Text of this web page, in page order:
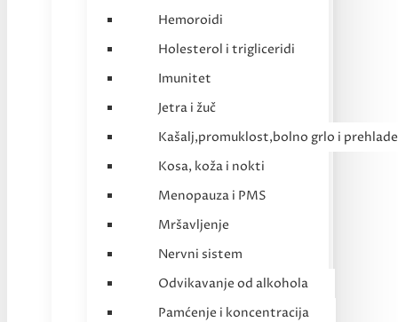
Hemoroidi
Holesterol i trigliceridi
Imunitet
Jetra i žuč
Kašalj,promuklost,bolno grlo i prehlade
Kosa, koža i nokti
Menopauza i PMS
Mršavljenje
Nervni sistem
Odvikavanje od alkohola
Pamćenje i koncentracija